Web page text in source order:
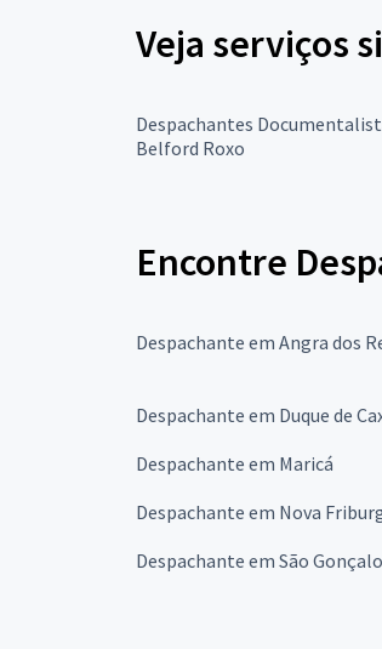
Veja serviços
Despachantes
Belford Roxo
Encontre
Despachante em Angra dos
Despachante em Duque de
Despachante em Maricá
Despachante em Nova
Despachante em São Gonçalo